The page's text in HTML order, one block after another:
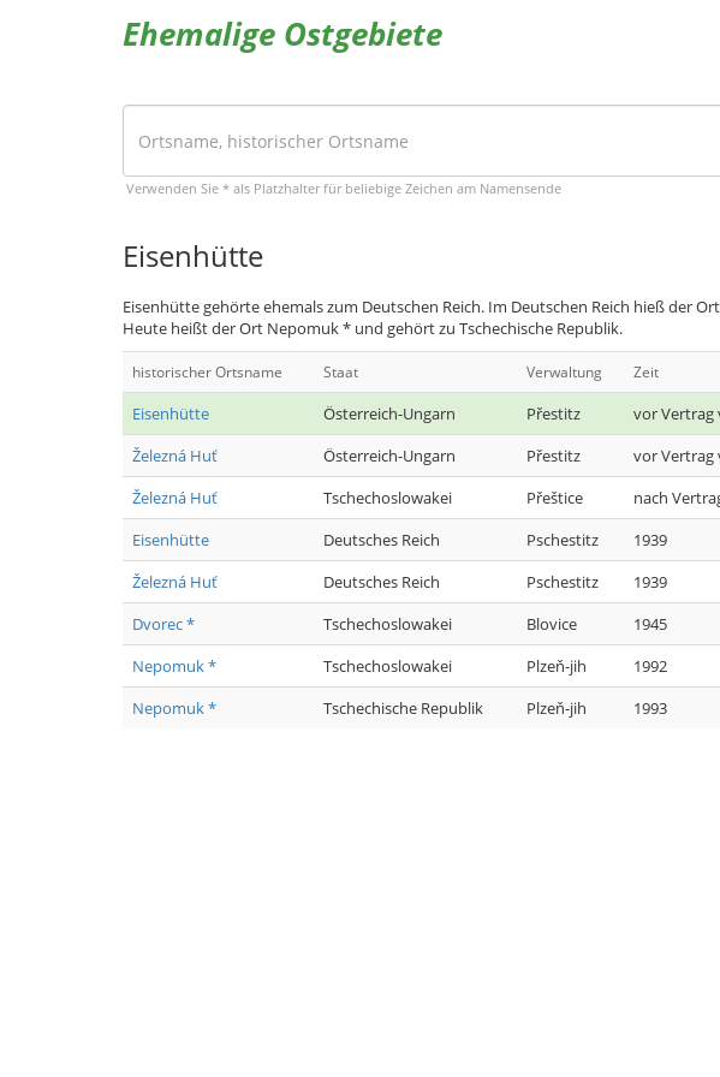
Ehemalige Ostgebiete
Verwenden Sie * als Platzhalter für beliebige Zeichen am Namensende
Eisenhütte
Eisenhütte gehörte ehemals zum Deutschen Reich. Im Deutschen Reich hieß der
Heute heißt der Ort Nepomuk * und gehört zu Tschechische Republik.
historischer Ortsname Staat Verwaltung Zeit
Eisenhütte Österreich-Ungarn Přestitz
vor Vertrag
Železná Huť
Österreich-Ungarn Přestitz
vor Vertrag
Železná Huť
Tschechoslowakei Přeštice
nach
Eisenhütte
Deutsches Reich Pschestitz
1939
Železná Huť
Deutsches Reich Pschestitz
1939
Dvorec *
Tschechoslowakei Blovice
1945
Nepomuk *
Tschechoslowakei Plzeň-jih
1992
Nepomuk *
Tschechische Republik Plzeň-jih 1993